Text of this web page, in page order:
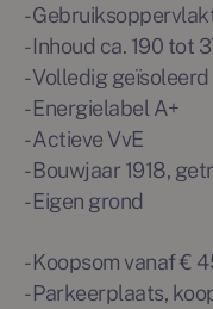
-
- Inhoud ca. 190 tot
- Volledig geïsoleerd
- Energielabel A+
- Actieve VvE
- Bouwjaar 1918,
- Eigen grond
- Koopsom vanaf €
- Parkeerplaats,